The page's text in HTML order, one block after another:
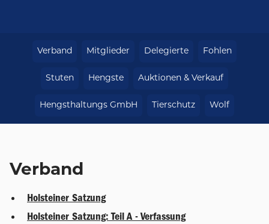
Verband Mitglieder Delegierte Fohlen
Stuten Hengste Auktionen & Verkauf
Hengsthaltungs GmbH Tierschutz Wolf
Verband
Holsteiner Satzung
Holsteiner Satzung: Teil A - Verfassung